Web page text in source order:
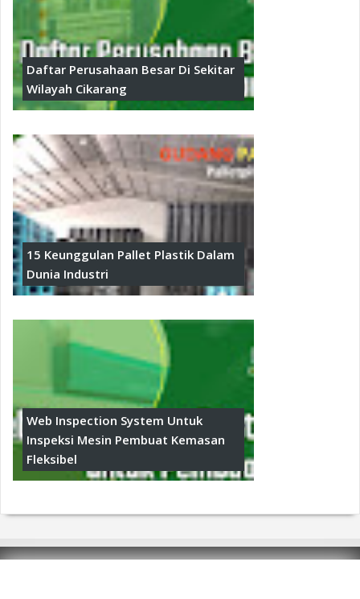
Daftar Perusahaan Besar Di Sekitar
Wilayah Cikarang
15 Keunggulan Pallet Plastik Dalam
Dunia Industri
Web Inspection System Untuk
Inspeksi Mesin Pembuat Kemasan
Fleksibel